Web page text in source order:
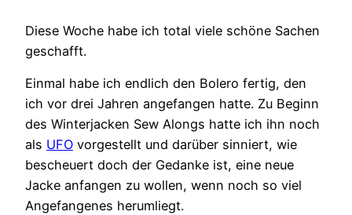
Diese Woche habe ich total viele schöne Sachen
geschafft.
Einmal habe ich endlich den Bolero fertig, den
ich vor drei Jahren angefangen hatte. Zu Beginn
des Winterjacken Sew Alongs hatte ich ihn noch
als UFO vorgestellt und darüber sinniert, wie
bescheuert doch der Gedanke ist, eine neue
Jacke anfangen zu wollen, wenn noch so viel
Angefangenes herumliegt.